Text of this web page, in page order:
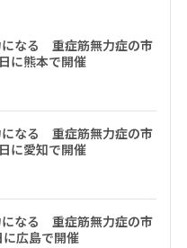
になる 重症筋無力症の市
に熊本で開催
になる 重症筋無力症の市
に愛知で開催
になる 重症筋無力症の市
広島で開催